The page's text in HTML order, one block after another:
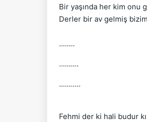
Bir yaşında her kim onu
Derler bir av gelmiş
........
..........
...........
Fehmi der ki hali budur